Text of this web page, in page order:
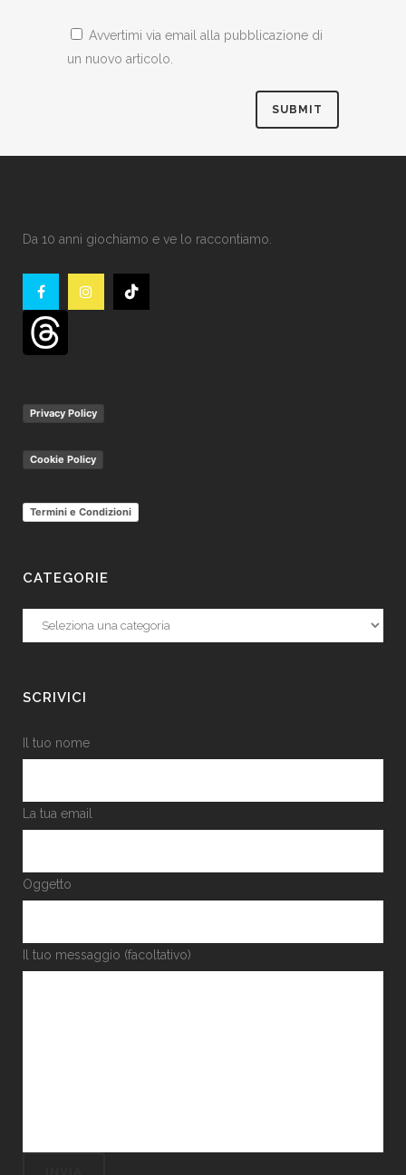
Avvertimi via email alla pubblicazione di
un nuovo articolo.
Da 10 anni giochiamo e ve lo raccontiamo.
Privacy Policy
Cookie Policy
Termini e Condizioni
CATEGORIE
Categorie
SCRIVICI
Il tuo nome
La tua email
Oggetto
Il tuo messaggio (facoltativo)